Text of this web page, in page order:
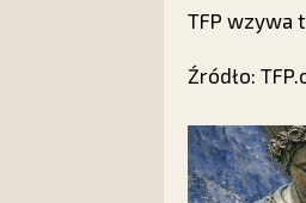
TFP wzywa
Źródło: